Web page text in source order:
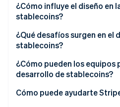
Descubre cómo Stripe
para la IA.
Blockchain y capa de
Controles de seguridad
Sistemas de integración
¿Cómo influye el diseño en
stablecoins?
Rendimiento y costes de red
Transparencia
Experiencia cotidiana
¿Qué desafíos surgen en el
stablecoins?
Estabilidad de la paridad
Presión regulatoria
¿Cómo pueden los
desarrollo de stablecoins?
Definición de las
Cómo puede ayudarte